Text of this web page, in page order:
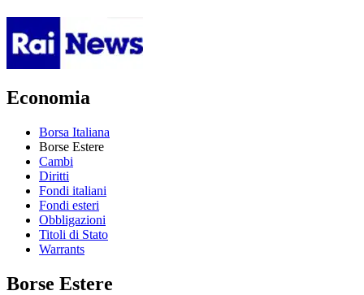
Economia
Borsa Italiana
Borse Estere
Cambi
Diritti
Fondi italiani
Fondi esteri
Obbligazioni
Titoli di Stato
Warrants
Borse Estere